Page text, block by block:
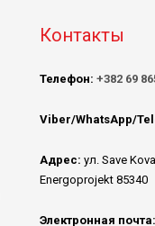
Контакты
Телефон: +382 69
Viber/WhatsApp/
Адрес: ул. Save
Energoprojekt 85340
Электронная почта: